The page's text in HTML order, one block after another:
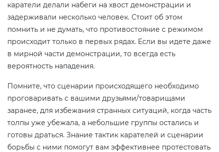
каратели делали набеги на хвост демонстрации и
задерживали несколько человек. Стоит об этом
помнить и не думать, что противостояние с режимом
происходит только в первых рядах. Если вы идете даже
в мирной части демонстрации, то всегда есть
вероятность нападения.
Помните, что сценарии происходящего необходимо
проговаривать с вашими друзьями/товарищами
заранее, для избежания странных ситуаций, когда часть
толпы уже убежала, а небольшие группы остались и
готовы драться. Знание тактик карателей и сценарии
борьбы с ними помогут вам эффективнее протестовать